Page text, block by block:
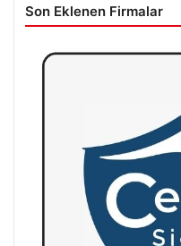
Son Eklenen Firmalar